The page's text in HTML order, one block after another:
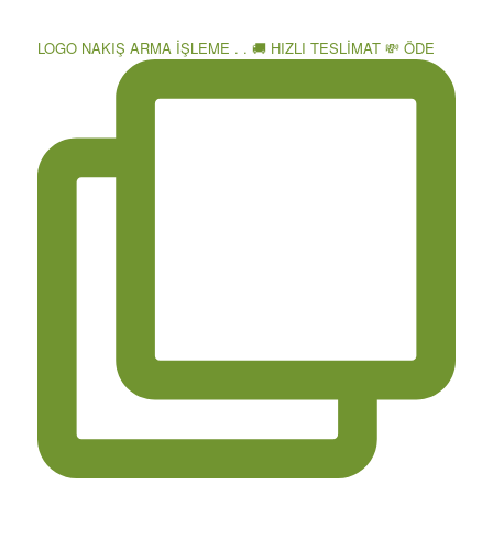
LOGO NAKIŞ ARMA İŞLEME . . 🚚 HIZLI TESLİMAT 💸 ÖDE